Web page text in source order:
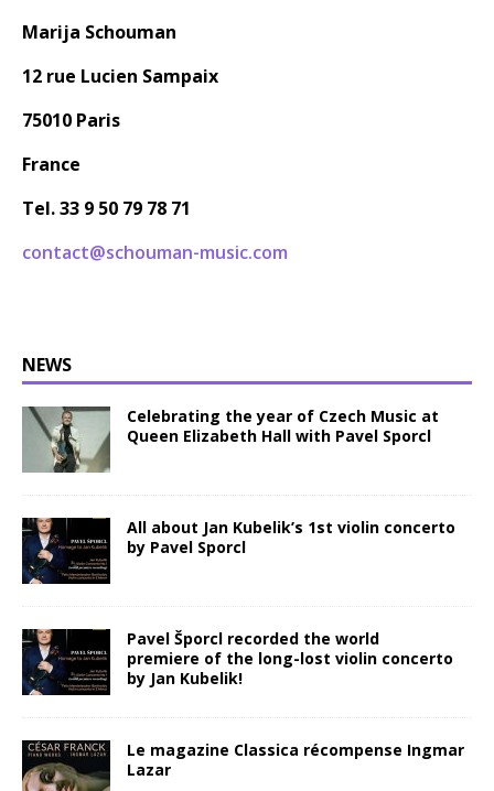
Marija Schouman
12 rue Lucien Sampaix
75010 Paris
France
Tel. 33 9 50 79 78 71
contact@schouman-music.com
NEWS
Celebrating the year of Czech Music at
Queen Elizabeth Hall with Pavel Sporcl
All about Jan Kubelik’s 1st violin concerto
by Pavel Sporcl
Pavel Šporcl recorded the world
premiere of the long-lost violin concerto
by Jan Kubelik!
Le magazine Classica récompense Ingmar
Lazar